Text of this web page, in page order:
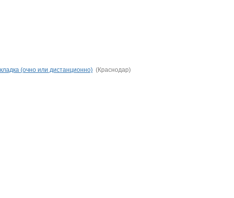
(очно или дистанционно) (Краснодар)